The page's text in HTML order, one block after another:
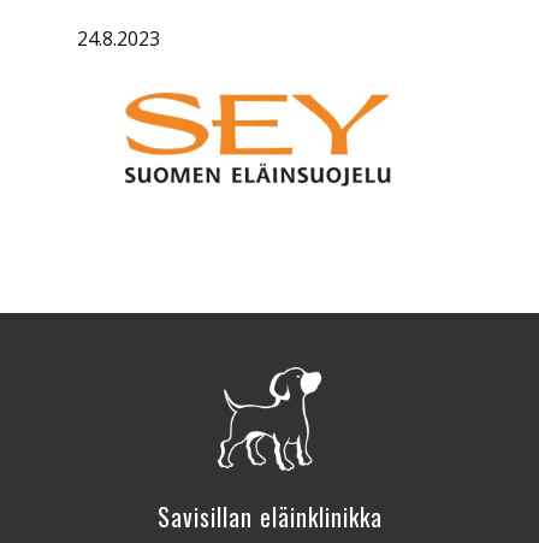
24.8.2023
Savisillan eläinklinikka